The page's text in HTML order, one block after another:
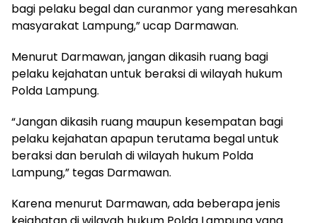
bagi pelaku begal dan curanmor yang meresahkan
masyarakat Lampung,” ucap Darmawan.
Menurut Darmawan, jangan dikasih ruang bagi
pelaku kejahatan untuk beraksi di wilayah hukum
Polda Lampung.
“Jangan dikasih ruang maupun kesempatan bagi
pelaku kejahatan apapun terutama begal untuk
beraksi dan berulah di wilayah hukum Polda
Lampung,” tegas Darmawan.
Karena menurut Darmawan, ada beberapa jenis